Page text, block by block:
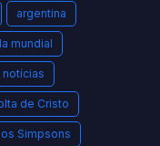
argentina
mundial
notícias
de Cristo
os Simpsons